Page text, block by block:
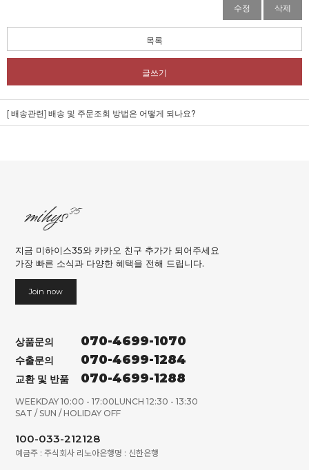
수정 삭제
목록
글쓰기
[ 배송관련] 배송 및 주문조회 방법은 어떻게 되나요?
지금 미하이스35와 카카오 친구 추가가 되어주세요
가장 빠른 소식과 다양한 혜택을 전해 드립니다.
Join now
상품문의 070-4699-1070
수출문의 070-4699-1284
교환 및 반품 070-4699-1288
WEEKDAY 10:00 - 17:00LUNCH 12:30 - 13:30
SAT / SUN / HOLIDAY OFF
100-033-212128
예금주 : 주식회사 리노아은행명 : 신한은행